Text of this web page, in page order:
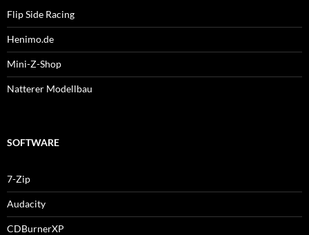
Flip Side Racing
Henimo.de
Mini-Z-Shop
Natterer Modellbau
SOFTWARE
7-Zip
Audacity
CDBurnerXP